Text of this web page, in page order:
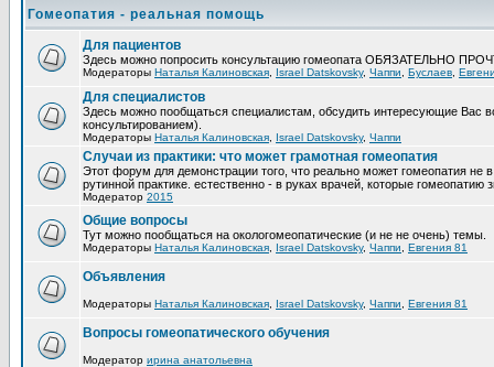
Гомеопатия - реальная помощь
Для пациентов
Здесь можно попросить консультацию гомеопата ОБЯЗАТЕЛЬНО
Модераторы Наталья Калиновская Israel Datskovsky, Чаппи Буслаев
Для специалистов
Здесь можно пообщаться специалистам, обсудить интересующие Вас
консультированием).
Модераторы Наталья Калиновская Israel Datskovsky, Чаппи
Случаи из практики: что может грамотная гомеопатия
Этот форум для демонстрации того, что реально может гомеопатия не
рутинной практике. естественно - в руках врачей, которые гомеопатию
Модератор 2015
Общие вопросы
Тут можно пообщаться на окологомеопатические (и не не очень) темы.
Модераторы Наталья Калиновская Israel Datskovsky, Чаппи Евгения 81
Объявления
Модераторы Наталья Калиновская Israel Datskovsky, Чаппи Евгения 81
Вопросы гомеопатического обучения
Модератор ирина анатольевна